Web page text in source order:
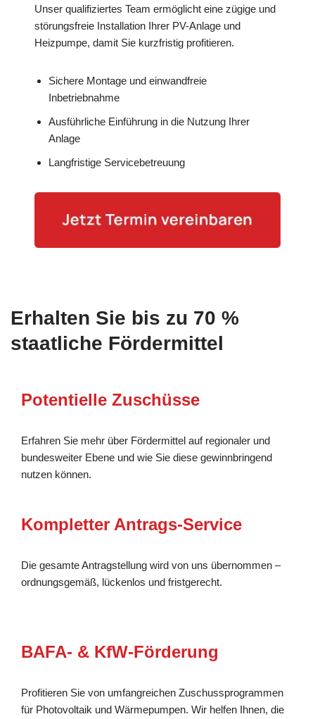
Unser qualifiziertes Team ermöglicht eine zügige und
störungsfreie Installation Ihrer PV-Anlage und
Heizpumpe, damit Sie kurzfristig profitieren.
Sichere Montage und einwandfreie
Inbetriebnahme
Ausführliche Einführung in die Nutzung Ihrer
Anlage
Langfristige Servicebetreuung
Erhalten Sie bis zu 70 %
staatliche Fördermittel
Potentielle Zuschüsse
Erfahren Sie mehr über Fördermittel auf regionaler und
bundesweiter Ebene und wie Sie diese gewinnbringend
nutzen können.
Kompletter Antrags-Service
Die gesamte Antragstellung wird von uns übernommen –
ordnungsgemäß, lückenlos und fristgerecht.
BAFA- & KfW-Förderung
Profitieren Sie von umfangreichen Zuschussprogrammen
für Photovoltaik und Wärmepumpen. Wir helfen Ihnen, die